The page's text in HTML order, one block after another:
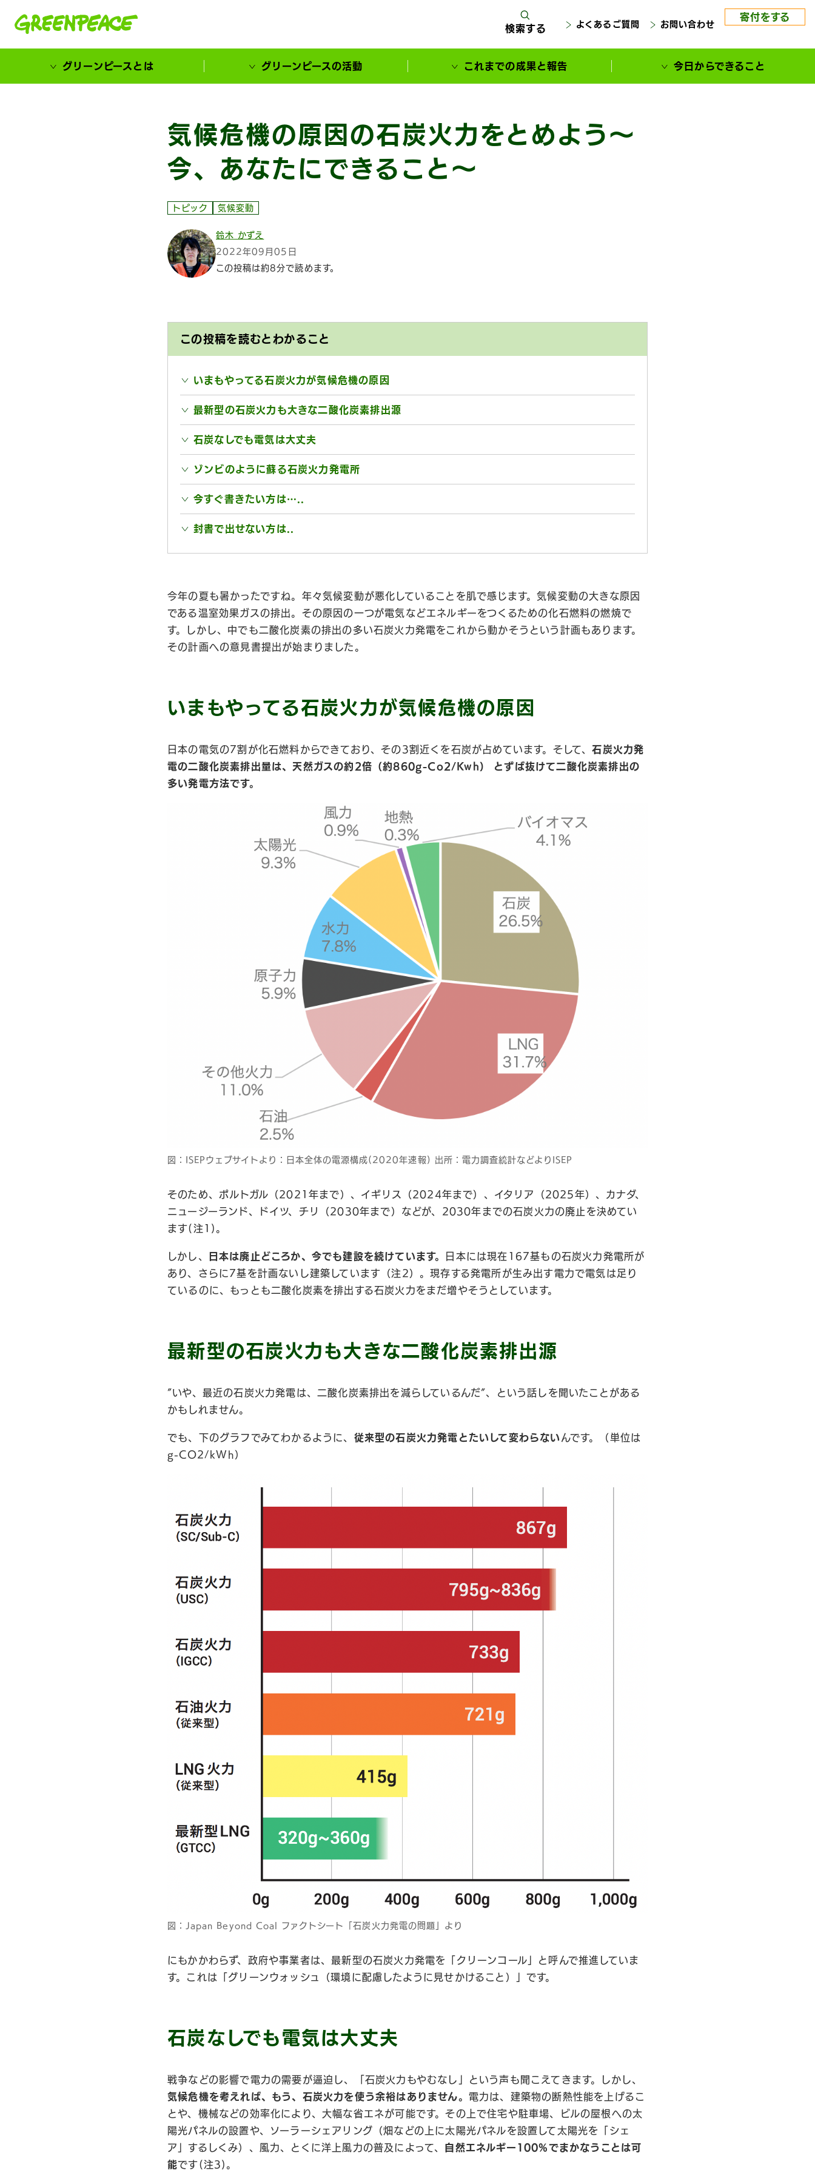
検索する よくあるご質問 お問い合わせ
寄付をする
グリーンピースとは グリーンピースの活動 これまでの成果と報告 今日からできること
気候危機の原因の石炭火力をとめよう〜
今、あなたにできること〜
トピック 気候変動
鈴木 かずえ
2022年09月05日
この投稿は約8分で読めます。
この投稿を読むとわかること
いまもやってる石炭火力が気候危機の原因
最新型の石炭火力も大きな二酸化炭素排出源
石炭なしでも電気は大丈夫
ゾンビのように蘇る石炭火力発電所
今すぐ書きたい方は…..
封書で出せない方は..
今年の夏も暑かったですね。年々気候変動が悪化していることを肌で感じます。気候変動の大きな原因
である温室効果ガスの排出。その原因の一つが電気などエネルギーをつくるための化石燃料の燃焼で
す。しかし、中でも二酸化炭素の排出の多い石炭火力発電をこれから動かそうという計画もあります。
その計画への意見書提出が始まりました。
いまもやってる石炭火力が気候危機の原因
日本の電気の7割が化石燃料からできており、その3割近くを石炭が占めています。そして、石炭火力発
電の二酸化炭素排出量は、天然ガスの約2倍（約860g-Co2/Kwh） とずば抜けて二酸化炭素排出の
多い発電方法です。
図：ISEPウェブサイトより：日本全体の電源構成(2020年速報) 出所：電力調査統計などよりISEP
そのため、ポルトガル（2021年まで）、イギリス（2024年まで）、イタリア（2025年）、カナダ、
ニュージーランド、ドイツ、チリ（2030年まで）などが、2030年までの石炭火力の廃止を決めてい
ます(注1)。
しかし、 日本は廃止どころか、今でも建設を続けています。
日本には現在167基もの石炭火力発電所が
あり、さらに7基を計画ないし建築しています（注2）。現存する発電所が生み出す電力で電気は足り
ているのに、もっとも二酸化炭素を排出する石炭火力をまだ増やそうとしています。
最新型の石炭火力も大きな二酸化炭素排出源
”いや、最近の石炭火力発電は、二酸化炭素排出を減らしているんだ”、という話しを聞いたことがある
かもしれません。
でも、下のグラフでみてわかるように、 従来型の石炭火力発電とたいして変わらない んです。（単位は
g-CO2/kWh）
図：Japan Beyond Coal ファクトシート「石炭火力発電の問題」より
にもかかわらず、政府や事業者は、最新型の石炭火力発電を「クリーンコール」と呼んで推進していま
す。これは「グリーンウォッシュ（環境に配慮したように見せかけること）」です。
石炭なしでも電気は大丈夫
戦争などの影響で電力の需要が逼迫し、「石炭火力もやむなし」という声も聞こえてきます。しかし、
気候危機を考えれば、もう、石炭火力を使う余裕はありません。 電力は、建築物の断熱性能を上げるこ
とや、機械などの効率化により、大幅な省エネが可能です。その上で住宅や駐車場、ビルの屋根への太
陽光パネルの設置や、ソーラーシェアリング（畑などの上に太陽光パネルを設置して太陽光を「シェ
ア」するしくみ）、風力、とくに洋上風力の普及によって、
自然エネルギー100%でまかなうことは可
能です(注3)。